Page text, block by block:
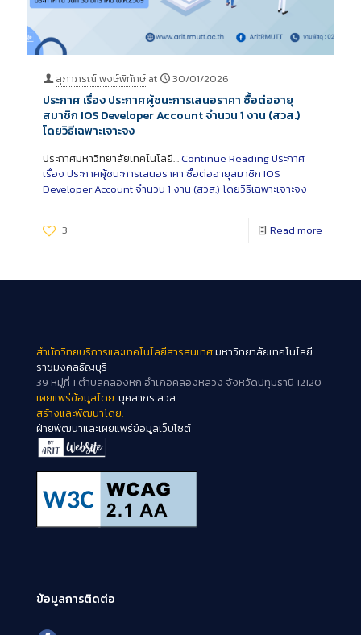
สุภาภรณ์ พงษ์พิทักษ์ at 30/01/2026
ประกาศ เรื่อง ประกาศผู้ชนะการเสนอราคา ซื้อต่ออายุ
สมาชิก IOS Developer Account จำนวน 1 งาน (สวส.)
โดยวิธีเฉพาะเจาะจง
ประกาศมหาวิทยาลัยเทคโนโลยี… Continue Readingประกาศ
เรื่อง ประกาศผู้ชนะการเสนอราคา ซื้อต่ออายุสมาชิก IOS
Developer Account จำนวน 1 งาน (สวส.) โดยวิธีเฉพาะเจาะจง
3 Read more
สำนักวิทยบริการและเทคโนโลยีสารสนเทศมหาวิทยาลัยเทคโนโลยี
ราชมงคลธัญบุรี
39 หมู่ที่ 1 ตำบลคลองหก อำเภอคลองหลวง จังหวัดปทุมธานี 12120
เผยแพร่ข้อมูลโดย.บุคลากร สวส.
สร้างและพัฒนาโดย.
ฝ่ายพัฒนาและเผยแพร่ข้อมูลเว็บไซต์
ข้อมูลการติดต่อ